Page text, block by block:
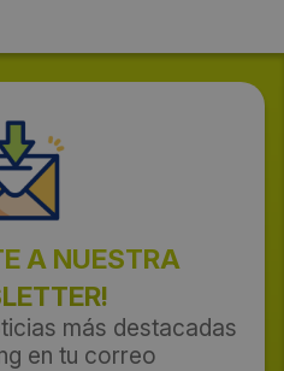
A NUESTRA
más destacadas
en tu correo